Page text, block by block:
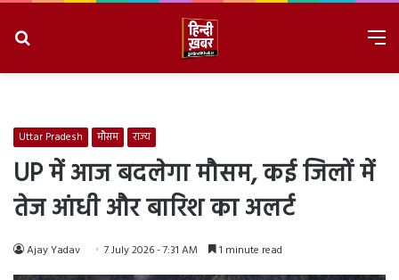
Uttar Pradesh मौसम राज्य
UP में आज बदलेगा मौसम, कई जिलों में
तेज आंधी और बारिश का अलर्ट
Ajay Yadav 7 July 2026 - 7:31 AM 1 minute read